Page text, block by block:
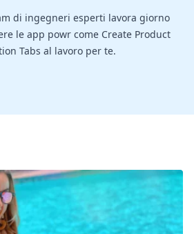
di ingegneri esperti lavora giorno
le app powr come Create Product
Tabs al lavoro per te.